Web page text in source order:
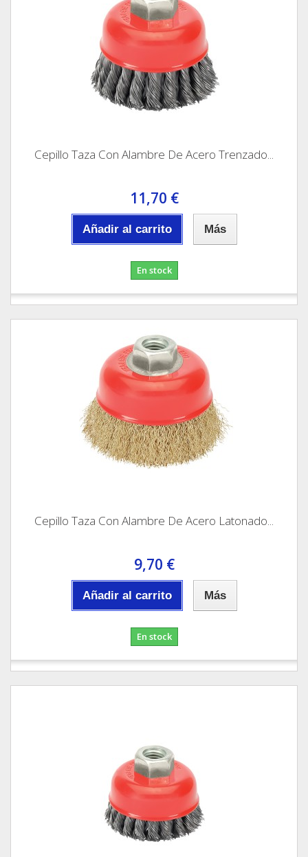
Cepillo Taza Con Alambre De Acero Trenzado...
11,70 €
Añadir al carrito Más
En stock
Cepillo Taza Con Alambre De Acero Latonado...
9,70 €
Añadir al carrito Más
En stock